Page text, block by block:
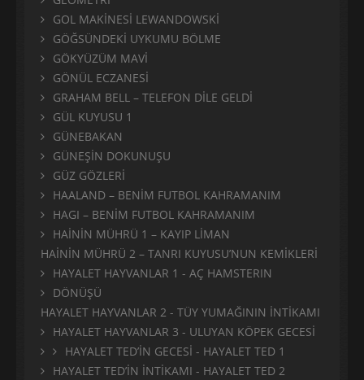
GOL MAKİNESİ LEWANDOWSKİ
GÖĞSÜNDEKİ UYKUMU BÖLME
GÖKYÜZÜM MAVİ
GÖNÜL ECZANESİ
GRAHAM BELL – TELEFON DİLE GELDİ
GÜL KUYUSU 1
GÜNEBAKAN
GÜNEŞİN DOKUNUŞU
GÜZ GÖZLERİ
HAALAND – BENİM FUTBOL KAHRAMANIM
HAGI – BENİM FUTBOL KAHRAMANIM
HAİNİN MÜHRÜ 1 – KAYIP LİMAN
HAİNİN MÜHRÜ 2 – TANRI KUYUSU’NUN KEMİKLERİ
HAYALET HAYVANLAR 1 - AÇ HAMSTERIN
DÖNÜŞÜ
HAYALET HAYVANLAR 2 - TÜY YUMAĞININ İNTİKAMI
HAYALET HAYVANLAR 3 - ULUYAN KÖPEK GECESİ
HAYALET TED’İN GECESİ - HAYALET TED 1
HAYALET TED’İN İNTİKAMI - HAYALET TED 2